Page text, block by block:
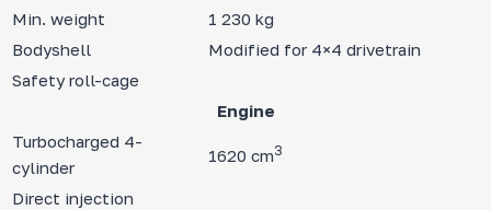
Min. weight
1 230 kg
Bodyshell
Modified for 4×4 drivetrain
Safety roll-cage
Engine
Turbocharged 4-
cylinder
1620 cm3
Direct injection